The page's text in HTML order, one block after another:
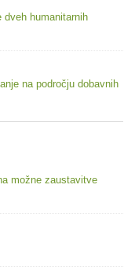
dveh humanitarnih
na področju dobavnih
možne zaustavitve